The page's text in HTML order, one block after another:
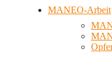
MANEO-Arbeit